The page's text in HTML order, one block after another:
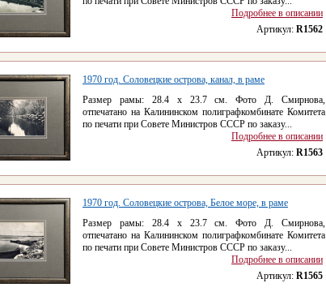
Подробнее в описании
Артикул: R1562
1970 год. Соловецкие острова, канал, в раме
Размер рамы: 28.4 x 23.7 см. Фото Д. Смирнова,
отпечатано на Калининском полиграфкомбинате Комитета
по печати при Совете Министров СССР по заказу...
Подробнее в описании
Артикул: R1563
1970 год. Соловецкие острова, Белое море, в раме
Размер рамы: 28.4 x 23.7 см. Фото Д. Смирнова,
отпечатано на Калининском полиграфкомбинате Комитета
по печати при Совете Министров СССР по заказу...
Подробнее в описании
Артикул: R1565